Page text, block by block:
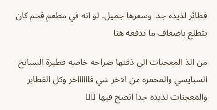
فطائر لذيذه جدا وسعرها جميل. لو انه في مطعم فخم كان
بتطلع باضعاف ما تدفعه هنا
من الذ المعجنات الي ذقتها صراحه خاصه فطيرة السبانخ
السبايسي والمحمره من الاخر شي فااااااخر وكل الفطاير
والمعجنات لذيذه جدا انصح فيها 👌🏼